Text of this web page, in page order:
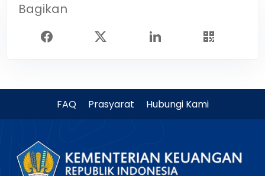
Bagikan
FAQ Prasyarat Hubungi Kami